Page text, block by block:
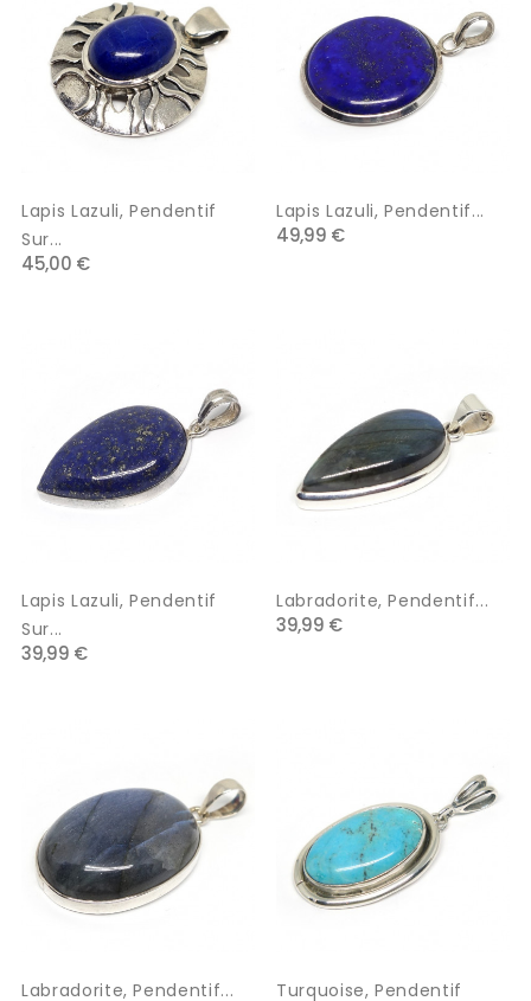
Lapis Lazuli, Pendentif
Sur...
45,00 €
Lapis Lazuli, Pendentif...
49,99 €
Lapis Lazuli, Pendentif
Sur...
39,99 €
Labradorite, Pendentif...
39,99 €
Labradorite, Pendentif... Turquoise, Pendentif